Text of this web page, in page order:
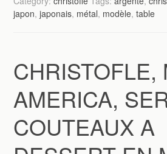
japon,japonais, métal, modèle,table
CHRISTOFLE,
AMERICA,
COUTEAUX A